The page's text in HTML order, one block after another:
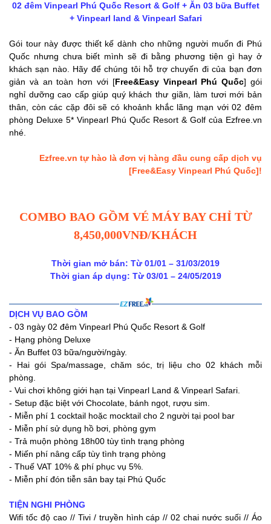
02 đêm Vinpearl Phú Quốc Resort & Golf + Ăn 03 bữa Buffet
+ Vinpearl land & Vinpearl Safari
Gói tour này được thiết kế dành cho những người muốn đi Phú
Quốc nhưng chưa biết mình sẽ đi bằng phương tiện gì hay ở
khách sạn nào. Hãy để chúng tôi hỗ trợ chuyến đi của bạn đơn
giản và an toàn hơn với [Free&Easy Vinpearl Phú Quốc] gói
nghỉ dưỡng cao cấp giúp quý khách thư giãn, làm tươi mới bản
thân, còn các cặp đôi sẽ có khoảnh khắc lãng mạn với 02 đêm
phòng Deluxe 5* Vinpearl Phú Quốc Resort & Golf của Ezfree.vn
nhé.
Ezfree.vn tự hào là đơn vị hàng đầu cung cấp dịch vụ
[Free&Easy Vinpearl Phú Quốc]!
COMBO BAO GỒM VÉ MÁY BAY CHỈ TỪ
8,450,000VNĐ/KHÁCH
Thời gian mở bán: Từ 01/01 – 31/03/2019
Thời gian áp dụng: Từ 03/01 – 24/05/2019
DỊCH VỤ BAO GỒM
- 03 ngày 02 đêm Vinpearl Phú Quốc Resort & Golf
- Hạng phòng Deluxe
- Ăn Buffet 03 bữa/người/ngày.
- Hai gói Spa/massage, chăm sóc, trị liệu cho 02 khách mỗi
phòng.
- Vui chơi không giới hạn tại Vinpearl Land & Vinpearl Safari.
- Setup đặc biệt với Chocolate, bánh ngọt, rượu sim.
- Miễn phí 1 cocktail hoặc mocktail cho 2 người tại pool bar
- Miễn phí sử dụng hồ bơi, phòng gym
- Trả muộn phòng 18h00 tùy tình trạng phòng
- Miến phí nâng cấp tùy tình trạng phòng
- Thuế VAT 10% & phí phục vụ 5%.
- Miễn phí đón tiễn sân bay tại Phú Quốc
TIỆN NGHI PHÒNG
Wifi tốc độ cao // Tivi / truyền hình cáp // 02 chai nước suối // Áo